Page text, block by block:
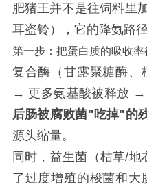
肥猪王并不是往饲料里
耳盗铃），它的降氨路
第一步：把蛋白质的吸收率
复合酶（甘露聚糖酶、
→ 更多氨基酸被释放
后肠被腐败菌"吃掉"的
源头缩量。
同时，益生菌（枯草/地
了过度增殖的梭菌和大